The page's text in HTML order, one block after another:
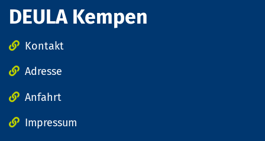
DEULA Kempen
Kontakt
Adresse
Anfahrt
Impressum